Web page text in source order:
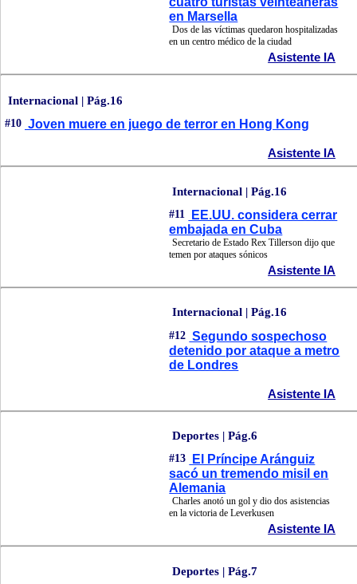
en Marsella
Dos de las víctimas quedaron hospitalizadas
en un centro médico de la ciudad
Asistente IA
Internacional | Pág.16
#10 Joven muere en juego de terror en Hong Kong
Asistente IA
Internacional | Pág.16
#11
EE.UU. considera cerrar
embajada en Cuba
Secretario de Estado Rex Tillerson dijo que
temen por ataques sónicos
Asistente IA
Internacional | Pág.16
#12 Segundo sospechoso
detenido por ataque a metro
de Londres
Asistente IA
Deportes | Pág.6
#13
El Príncipe Aránguiz
sacó un tremendo misil en
Alemania
Charles anotó un gol y dio dos asistencias
en la victoria de Leverkusen
Asistente IA
Deportes | Pág.7